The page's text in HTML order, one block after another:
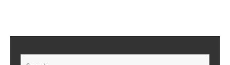
Kooper